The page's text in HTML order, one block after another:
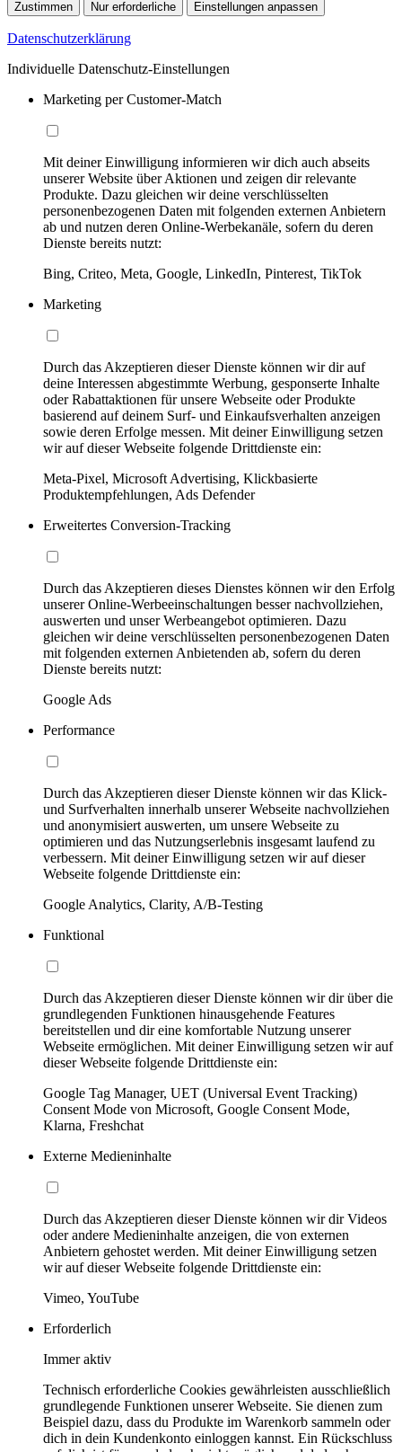
Zustimmen Nur erforderliche Einstellungen anpassen
Datenschutzerklärung
Individuelle Datenschutz-Einstellungen
Marketing per Customer-Match
Mit deiner Einwilligung informieren wir dich auch abseits
unserer Website über Aktionen und zeigen dir relevante
Produkte. Dazu gleichen wir deine verschlüsselten
personenbezogenen Daten mit folgenden externen Anbietern
ab und nutzen deren Online-Werbekanäle, sofern du deren
Dienste bereits nutzt:
Bing, Criteo, Meta, Google, LinkedIn, Pinterest, TikTok
Marketing
Durch das Akzeptieren dieser Dienste können wir dir auf
deine Interessen abgestimmte Werbung, gesponserte Inhalte
oder Rabattaktionen für unsere Webseite oder Produkte
basierend auf deinem Surf- und Einkaufsverhalten anzeigen
sowie deren Erfolge messen. Mit deiner Einwilligung setzen
wir auf dieser Webseite folgende Drittdienste ein:
Meta-Pixel, Microsoft Advertising, Klickbasierte
Produktempfehlungen, Ads Defender
Erweitertes Conversion-Tracking
Durch das Akzeptieren dieses Dienstes können wir den Erfolg
unserer Online-Werbeeinschaltungen besser nachvollziehen,
auswerten und unser Werbeangebot optimieren. Dazu
gleichen wir deine verschlüsselten personenbezogenen Daten
mit folgenden externen Anbietenden ab, sofern du deren
Dienste bereits nutzt:
Google Ads
Performance
Durch das Akzeptieren dieser Dienste können wir das Klick-
und Surfverhalten innerhalb unserer Webseite nachvollziehen
und anonymisiert auswerten, um unsere Webseite zu
optimieren und das Nutzungserlebnis insgesamt laufend zu
verbessern. Mit deiner Einwilligung setzen wir auf dieser
Webseite folgende Drittdienste ein:
Google Analytics, Clarity, A/B-Testing
Funktional
Durch das Akzeptieren dieser Dienste können wir dir über die
grundlegenden Funktionen hinausgehende Features
bereitstellen und dir eine komfortable Nutzung unserer
Webseite ermöglichen. Mit deiner Einwilligung setzen wir auf
dieser Webseite folgende Drittdienste ein:
Google Tag Manager, UET (Universal Event Tracking)
Consent Mode von Microsoft, Google Consent Mode,
Klarna, Freshchat
Externe Medieninhalte
Durch das Akzeptieren dieser Dienste können wir dir Videos
oder andere Medieninhalte anzeigen, die von externen
Anbietern gehostet werden. Mit deiner Einwilligung setzen
wir auf dieser Webseite folgende Drittdienste ein:
Vimeo, YouTube
Erforderlich
Immer aktiv
Technisch erforderliche Cookies gewährleisten ausschließlich
grundlegende Funktionen unserer Webseite. Sie dienen zum
Beispiel dazu, dass du Produkte im Warenkorb sammeln oder
dich in dein Kundenkonto einloggen kannst. Ein Rückschluss